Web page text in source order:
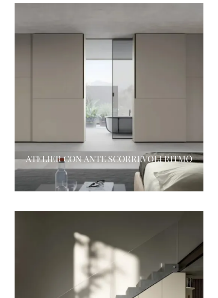
ATELIER CON ANTE SCORREVOLI RITMO